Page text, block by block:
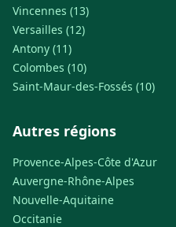
Vincennes (13)
Versailles (12)
Antony (11)
Colombes (10)
Saint-Maur-des-Fossés (10)
Autres régions
Provence-Alpes-Côte d'Azur
Auvergne-Rhône-Alpes
Nouvelle-Aquitaine
Occitanie